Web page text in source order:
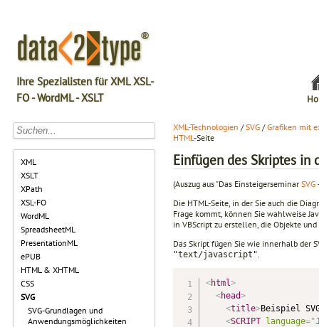
Ihre Spezialisten für XML XSL-
FO - WordML - XSLT
XML
XSLT
XPath
XSL-FO
WordML
SpreadsheetML
PresentationML
ePUB
HTML & XHTML
CSS
SVG
SVG-Grundlagen und
Anwendungsmöglichkeiten
XML-Technologien /SVG /Grafiken mit
HTML-Seite
Einfügen des Skriptes in
(Auszug aus "Das Einsteigerseminar SVG
Die HTML-Seite, in der Sie auch die
Frage kommt, können Sie wahlweise
in VBScript zu erstellen, die Objekte
Das Skript fügen Sie wie innerhalb der
"text/javascript"
<html>
<head>
<title>Beispiel
<SCRIPT language="